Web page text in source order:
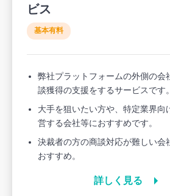
ビス
基本有料
弊社プラットフォームの外側の会
談獲得の支援をするサービスです。
大手を狙いたい方や、特定業界向
営する会社等におすすめです。
決裁者の方の商談対応が難しい会
おすすめ。
詳しく見る